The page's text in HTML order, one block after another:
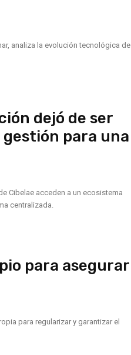
analiza la evolución tecnológica de
dejó de ser
para una
Cibelae acceden a un ecosistema
centralizada.
para asegurar
para regularizar y garantizar el